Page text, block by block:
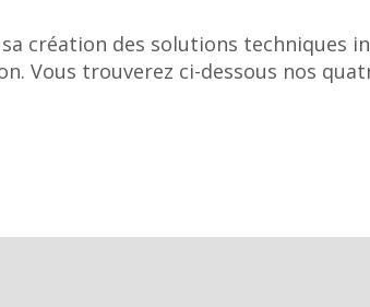
création des solutions
Vous trouverez ci-dessous nos